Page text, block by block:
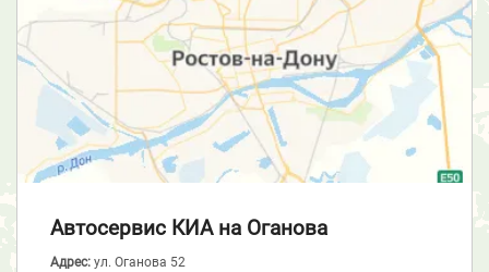
Автосервис КИА на Оганова
Адрес: ул. Оганова 52